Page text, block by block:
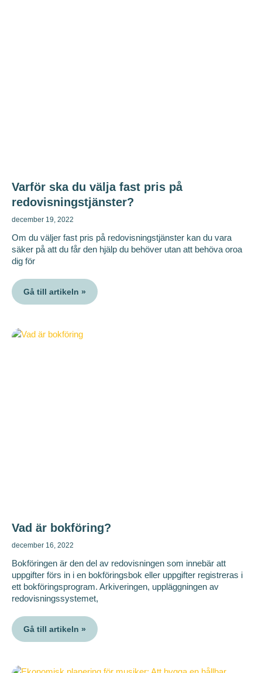
Varför ska du välja fast pris på
redovisningstjänster?
december 19, 2022
Om du väljer fast pris på redovisningstjänster kan du vara
säker på att du får den hjälp du behöver utan att behöva oroa
dig för
Gå till artikeln »
Vad är bokföring?
december 16, 2022
Bokföringen är den del av redovisningen som innebär att
uppgifter förs in i en bokföringsbok eller uppgifter registreras i
ett bokföringsprogram. Arkiveringen, uppläggningen av
redovisningssystemet,
Gå till artikeln »